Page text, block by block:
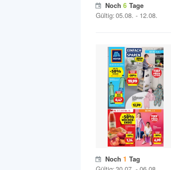
Noch 6 Tage
Gültig:05.08. - 12.08.
Noch 1 Tag